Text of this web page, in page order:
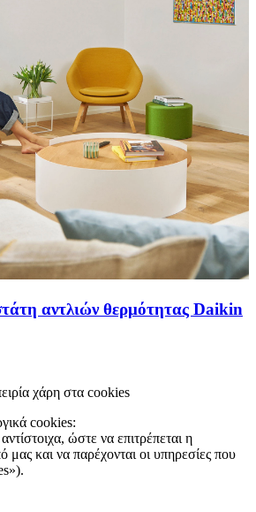
αντλιών θερμότητας Daikin
χάρη στα cookies
cookies:
ώστε να επιτρέπεται η
μας και να παρέχονται οι υπηρεσίες που